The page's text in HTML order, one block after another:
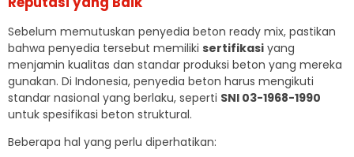
Sebelum memutuskan penyedia beton ready mix, pastikan
bahwa penyedia tersebut memiliki sertifikasi yang
menjamin kualitas dan standar produksi beton yang mereka
gunakan. Di Indonesia, penyedia beton harus mengikuti
standar nasional yang berlaku, seperti SNI 03-1968-1990
untuk spesifikasi beton struktural.
Beberapa hal yang perlu diperhatikan: